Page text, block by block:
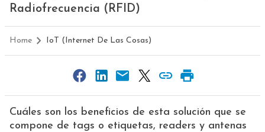
Radiofrecuencia (RFID)
Home IoT (Internet De Las Cosas)
Cuáles son los beneficios de esta solución que se
compone de tags o etiquetas, readers y antenas